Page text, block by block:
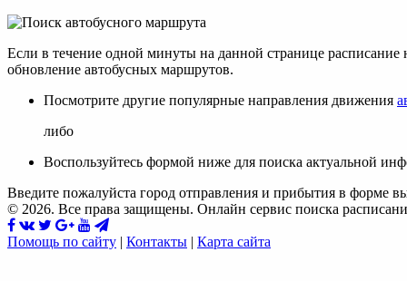
Если в течение одной минуты на данной странице
обновление автобусных маршрутов.
Посмотрите другие популярные направления движения
либо
Воспользуйтесь формой ниже для поиска актуальной
Введите пожалуйста город отправления и прибытия в форме
© 2026. Все права защищены. Онлайн сервис поиска
Помощь по сайту | Контакты | Карта сайта